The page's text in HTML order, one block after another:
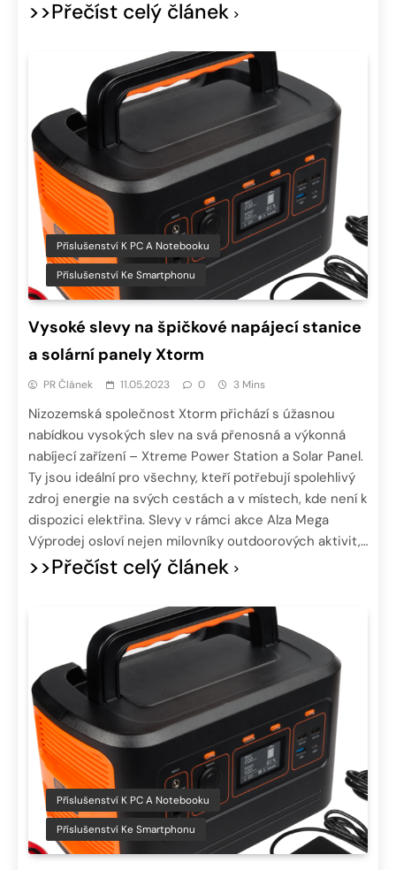
>>Přečíst celý článek
Příslušenství K PC A Notebooku
Příslušenství Ke Smartphonu
Vysoké slevy na špičkové napájecí stanice
a solární panely Xtorm
PR Článek 11.05.2023 0 3 Mins
Nizozemská společnost Xtorm přichází s úžasnou
nabídkou vysokých slev na svá přenosná a výkonná
nabíjecí zařízení – Xtreme Power Station a Solar Panel.
Ty jsou ideální pro všechny, kteří potřebují spolehlivý
zdroj energie na svých cestách a v místech, kde není k
dispozici elektřina. Slevy v rámci akce Alza Mega
Výprodej osloví nejen milovníky outdoorových aktivit,…
>>Přečíst celý článek
Příslušenství K PC A Notebooku
Příslušenství Ke Smartphonu